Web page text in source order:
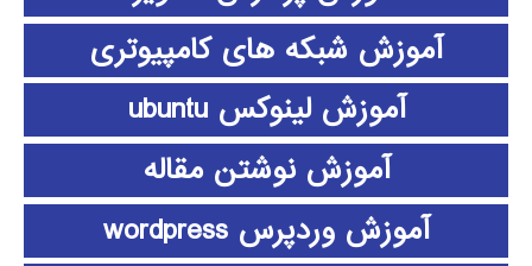
آموزش شبکه های کامپیوتری
آموزش لینوکس ubuntu
آموزش نوشتن مقاله
آموزش وردپرس wordpress